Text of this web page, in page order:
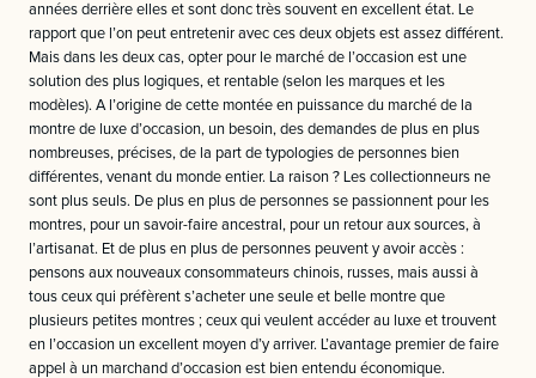
années derrière elles et sont donc très souvent en excellent état. Le
rapport que l’on peut entretenir avec ces deux objets est assez différent.
Mais dans les deux cas, opter pour le marché de l’occasion est une
solution des plus logiques, et rentable (selon les marques et les
modèles). A l’origine de cette montée en puissance du marché de la
montre de luxe d’occasion, un besoin, des demandes de plus en plus
nombreuses, précises, de la part de typologies de personnes bien
différentes, venant du monde entier. La raison ? Les collectionneurs ne
sont plus seuls. De plus en plus de personnes se passionnent pour les
montres, pour un savoir-faire ancestral, pour un retour aux sources, à
l’artisanat. Et de plus en plus de personnes peuvent y avoir accès :
pensons aux nouveaux consommateurs chinois, russes, mais aussi à
tous ceux qui préfèrent s’acheter une seule et belle montre que
plusieurs petites montres ; ceux qui veulent accéder au luxe et trouvent
en l’occasion un excellent moyen d’y arriver. L’avantage premier de faire
appel à un marchand d’occasion est bien entendu économique.